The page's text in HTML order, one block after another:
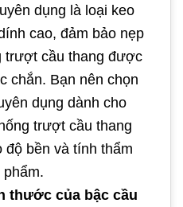
dụng là loại keo
cao, đảm bảo nẹp
trượt cầu thang được
chắn. Bạn nên chọn
dụng dành cho
trượt cầu thang
độ bền và tính thẩm
phẩm.
thước của bậc cầu